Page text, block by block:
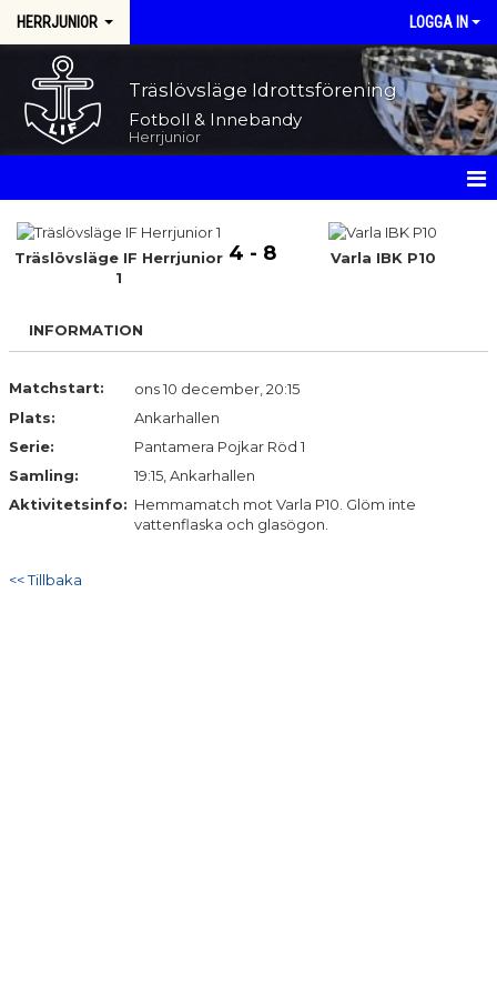
HERRJUNIOR LOGGA IN
Träslövsläge Idrottsförening
Fotboll & Innebandy
Herrjunior
HEM
TRUPPEN
DOKUMENT
Träslövsläge IF Herrjunior
1
4 - 8 Varla IBK P10
INFORMATION
Matchstart:
ons 10 december, 20:15
Plats:
Ankarhallen
Serie:
Pantamera Pojkar Röd 1
Samling:
19:15, Ankarhallen
Aktivitetsinfo: Hemmamatch mot Varla P10. Glöm inte
vattenflaska och glasögon.
<< Tillbaka